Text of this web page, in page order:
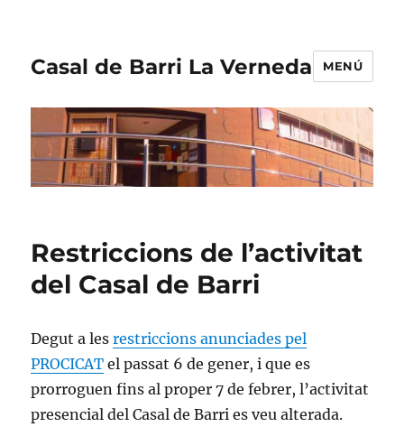
Casal de Barri La Verneda MENÚ
Restriccions de l’activitat
del Casal de Barri
Degut a lesrestriccions anunciades pel
PROCICAT el passat 6 de gener, i que es
prorroguen fins al proper 7 de febrer, l’activitat
presencial del Casal de Barri es veu alterada.